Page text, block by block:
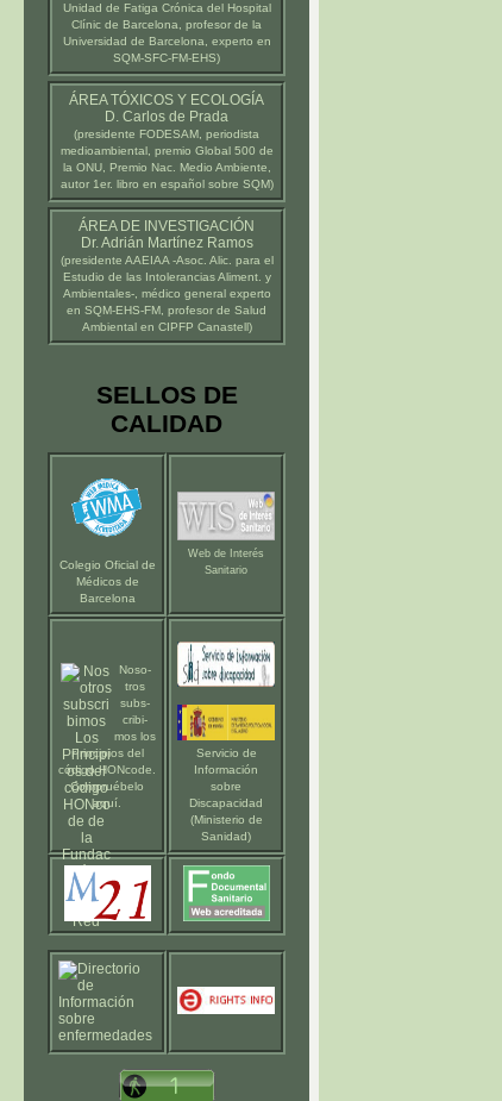
Unidad de Fatiga Crónica del Hospital
Clínic de Barcelona , profesor de la
Universidad de Barcelona , experto en
SQM-SFC-FM-EHS)
ÁREA TÓXICOS Y ECOLOGÍA
D. Carlos de Prada
(presidente FODESAM , periodista
medioambiental, premio Global 500 de
la ONU, Premio Nac. Medio Ambiente,
autor 1er. libro en español sobre SQM)
ÁREA DE INVESTIGACIÓN
Dr. Adrián Martínez Ramos
(presidente AAEIAA-Asoc. Alic. para el
Estudio de las Intolerancias Aliment. y
Ambientales-, médico general experto
en SQM-EHS-FM, profesor de Salud
Ambiental en CIPFP Canastell)
SELLOS DE
CALIDAD
Colegio Oficial de
Médicos de
Barcelona
Web de Interés
Sanitario
Noso-
tros
subs-
cribi-
mos los
Principios del
código HONcode
Compruébelo
aquí
Servicio de
Información
sobre
Discapacidad
(Ministerio de
Sanidad)